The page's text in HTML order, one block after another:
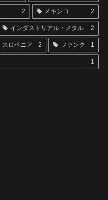
2 メキシコ 2
インダストリアル・メタル 2
スロベニア 2 ファンク 1
1